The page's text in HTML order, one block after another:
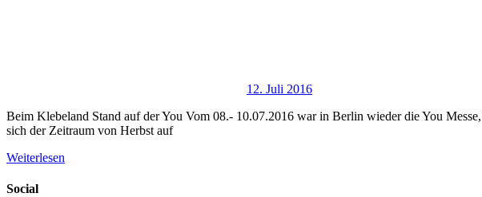
12. Juli 2016
Beim Klebeland Stand auf der You Vom 08.- 10.07.2016 war in Berlin wieder die You
sich der Zeitraum von Herbst auf
Weiterlesen
Social